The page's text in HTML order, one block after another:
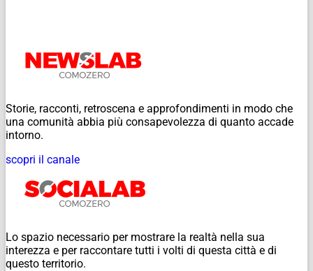
Storie, racconti, retroscena e approfondimenti in modo che
una comunità abbia più consapevolezza di quanto accade
intorno.
scopri il canale
Lo spazio necessario per mostrare la realtà nella sua
interezza e per raccontare tutti i volti di questa città e di
questo territorio.